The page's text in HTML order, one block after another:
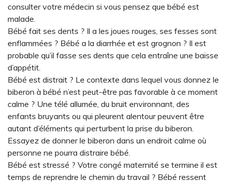
consulter votre médecin si vous pensez que bébé est
malade.
Bébé fait ses dents ? Il a les joues rouges, ses fesses sont
enflammées ? Bébé a la diarrhée et est grognon ? Il est
probable qu’il fasse ses dents que cela entraîne une baisse
d’appétit.
Bébé est distrait ? Le contexte dans lequel vous donnez le
biberon à bébé n’est peut-être pas favorable à ce moment
calme ? Une télé allumée, du bruit environnant, des
enfants bruyants ou qui pleurent alentour peuvent être
autant d’éléments qui perturbent la prise du biberon.
Essayez de donner le biberon dans un endroit calme où
personne ne pourra distraire bébé.
Bébé est stressé ? Votre congé maternité se termine il est
temps de reprendre le chemin du travail ? Bébé ressent